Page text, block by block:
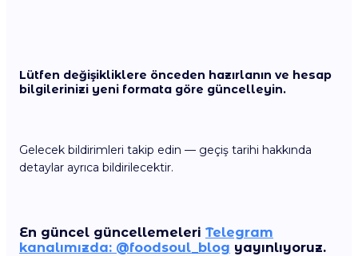
Lütfen değişikliklere önceden hazırlanın ve hesap
bilgilerinizi yeni formata göre güncelleyin.
Gelecek bildirimleri takip edin — geçiş tarihi hakkında
detaylar ayrıca bildirilecektir.
En güncel güncellemeleri Telegram
kanalımızda: @foodsoul_blog yayınlıyoruz.